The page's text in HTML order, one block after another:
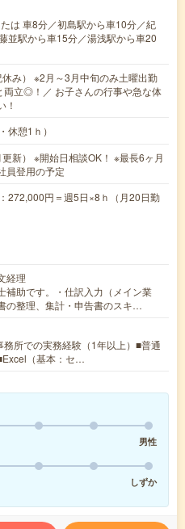
は 車8分／初島駅から車10分／紀
並駅から車15分／湯浅駅から車20
み） ※2月～3月中旬のみ土曜出勤
立◎！／ お子さんの行事や急な体
！
休憩1ｈ）
新） ※開始日相談OK！ ※最長6ヶ月
員登用の予定
円＝週5日×8ｈ（月20日勤
経理
補助です。・仕訳入力（メイン業
の整理、集計・申告書のスキ…
所での実務経験（1年以上）■普通
（基本：セ…
男性
しずか